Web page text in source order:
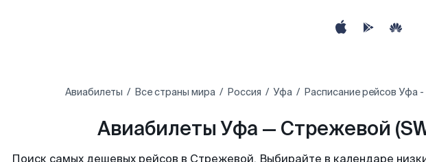
Авиабилеты Все страны мира Россия Уфа Расписание рейсов Уфа
Авиабилеты Уфа — Стрежевой
Поиск самых дешевых рейсов в Стрежевой. Выбирайте в календаре